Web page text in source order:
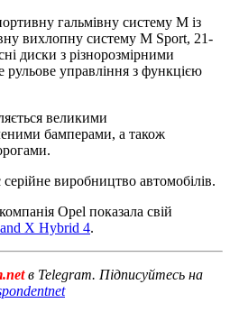
гальмівну систему M із
вихлопну систему M Sport, 21-
диски з різнорозмірними
рульове управління з функцією
великими
бамперами, а також
виробництво автомобілів.
Opel показала свій
X Hybrid 4.
в Telegram. Підписуйтесь на